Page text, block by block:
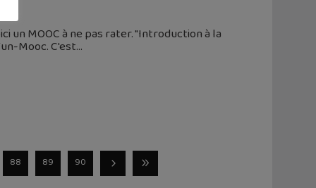
un MOOC à ne pas rater. "Introduction à la
Mooc. C'est
88 89 90